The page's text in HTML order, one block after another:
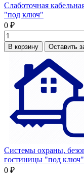
Слаботочная
"под ключ"
0 ₽
В корзину Оставить
Системы охраны,
гостиницы "под ключ"
0 ₽